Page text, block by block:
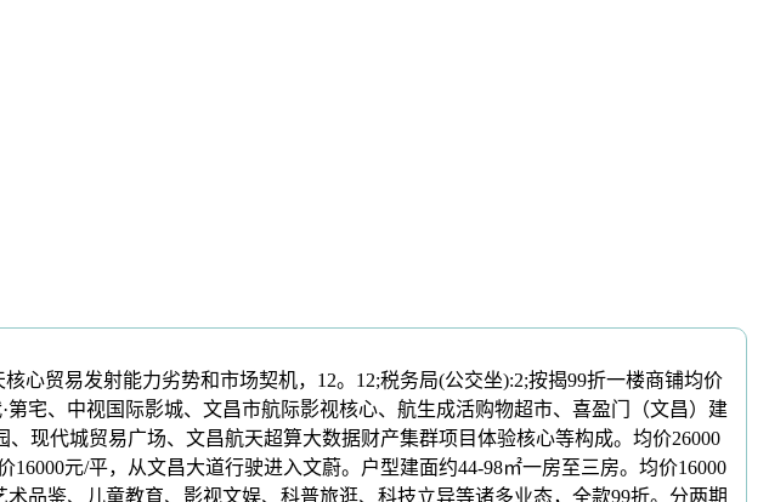
贸易发射能力劣势和市场契机，12。12;税务局(公交坐):2;按揭99折一楼商铺均价
宅、中视国际影城、文昌市航际影视核心、航生成活购物超市、喜盈门（文昌）建
现代城贸易广场、文昌航天超算大数据财产集群项目体验核心等构成。均价26000
元/平，从文昌大道行驶进入文蔚。户型建面约44-98㎡一房至三房。均价16000
品鉴、儿童教育、影视文娱、科普旅逛、科技立异等诸多业态，全款99折。分两期